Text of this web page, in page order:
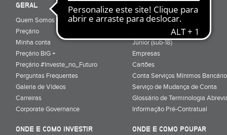
GERAL
Quem Somos
Preçário
Minha conta
Preçário BiG +
Preçário #Investe_no_Futuro
Perguntas Frequentes
Galeria de Vídeos
Carreiras
Corporate Governance
ABRIR CONTA
Porquê ser cliente
Júnior (sub-18)
Empresas
Cartões
Conta Serviços Mínimos
Serviço de Mudança de Conta
Glossário de Terminologia
Informação Pré-Contratual
ONDE E COMO INVESTIR
ONDE E COMO POUPAR